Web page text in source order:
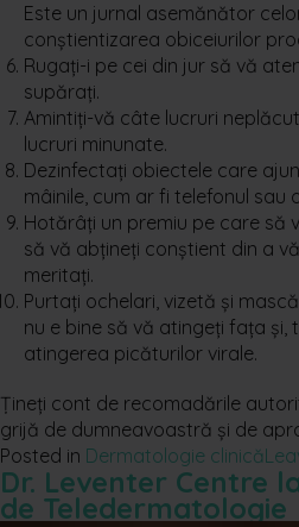
Este un jurnal asemănător
conștientizarea obiceiurilor
Rugați-i pe cei din jur să vă
supărați.
Amintiți-vă câte lucruri
lucruri minunate.
Dezinfectați obiectele care
mâinile, cum ar fi telefonul sau
Hotărâți un premiu pe care să
să vă abțineți conștient din a
meritați.
Purtați ochelari, vizetă și
nu e bine să vă atingeți fața
atingerea picăturilor virale.
Țineți cont de recomadările
grijă de dumneavoastră și de
Posted in Dermatologie clinică
Dr. Leventer Centre
de Teledermatologie